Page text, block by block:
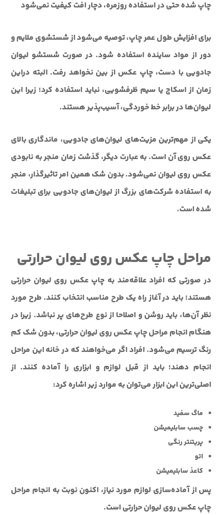
چاپ شده حتی در استفاده روزمره، دچار افت کیفیت نمی‌شود
برای افزایش طول عمر چاپ، توصیه می‌شود از شستشوی ملایم و
دور از مواد ساینده استفاده شود. در صورت شستشو لیوان
جادویی با دست، چاپ عکس از بین نخواهد رفت. البته دراین
زمان از اسکاج یا سیم ظرفشویی، نباید استفاده کرد؛ زیرا این
لیوان‌ها در برابر خط خوردگی، آسیب‌پذیر هستند.
یکی از مهم‌ترین مزیت‌های لیوان‌های جادویی، ماندگاری بالای
عکس روی آن است. به عبارت دیگر، گذشت زمان منجر به نابودی
عکس روی لیوان نمی‌شود. بدون شک همین امر تاثیر‌گذار، منجر
به استفاده شرکت‌های بزرگ از لیوان‌های جادویی برای تبلیغات
شده است.
مراحل چاپ عکس روی لیوان حرارتی
در صورتی که افراد علاقه‌مند به چاپ عکس روی لیوان حرارتی
هستند؛ باید در آغاز راه یک طرح مناسب انتخاب کنند. طرح مورد
نظر آن‌ها، باید روشن و اصلاحا از نوع طرح‌های پر نباشد. زیرا در
هنگام انجام مراحل چاپ عکس روی لیوان حرارتی، بدون شک کم
رنگ ترسیم می‌شود. افراد اگر می‌خواهند که در خانه این مراحل
انجام دهند؛ باید از قبل لوازم و ابزاری را آماده کنند. از
اصلی‌ترین این ابزار می‌توان به موارد زیر اشاره کرد:
ماگ سفید
چسب سابلیمیشن
پریتنتر رنگی
اتو
کاعذ سابلیمیشن
پس از آماده‌سازی لوازم مورد نیاز، اکنون نوبت به انجام مراحل
چاپ عکس روی لیوان حرارتی است.